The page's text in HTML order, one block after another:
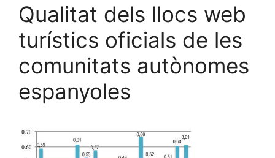
Qualitat dels llocs web
turístics oficials de les
comunitats autònomes
espanyoles